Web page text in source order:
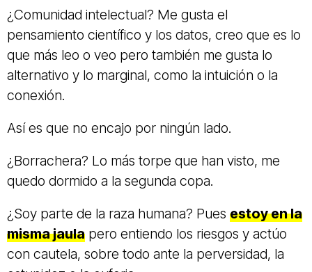
¿Comunidad intelectual? Me gusta el
pensamiento científico y los datos, creo que es lo
que más leo o veo pero también me gusta lo
alternativo y lo marginal, como la intuición o la
conexión.
Así es que no encajo por ningún lado.
¿Borrachera? Lo más torpe que han visto, me
quedo dormido a la segunda copa.
¿Soy parte de la raza humana? Pues estoy en la
misma jaula pero entiendo los riesgos y actúo
con cautela, sobre todo ante la perversidad, la